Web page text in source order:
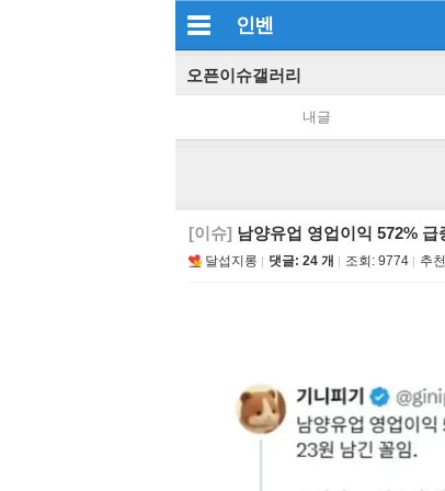
인벤
오픈이슈갤러리
내글
[이슈] 남양유업 영업이익 572% 급
달섭지롱 댓글: 24 개 조회: 9774 추